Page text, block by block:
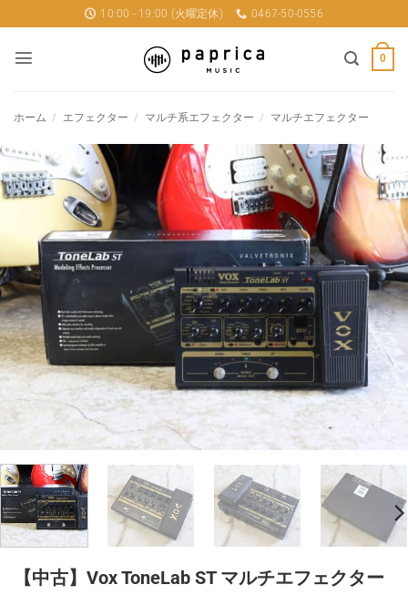
to
content
10:00 - 19:00 (火曜定休) 0467-50-0556
0
ホーム / エフェクター / マルチ系エフェクター / マルチエフェクター
【中古】Vox ToneLab ST マルチエフェクター